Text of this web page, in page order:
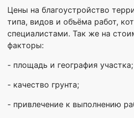
Цены на благоустройство
типа, видов и объёма работ,
специалистами. Так же на
факторы:
- площадь и география участка;
- качество грунта;
- привлечение к выполнению